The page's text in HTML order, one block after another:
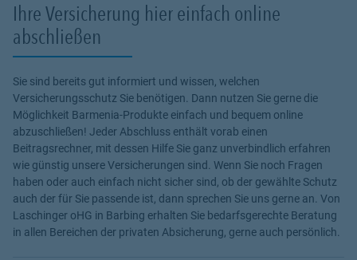
Ihre Versicherung hier einfach online
abschließen
Sie sind bereits gut informiert und wissen, welchen
Versicherungsschutz Sie benötigen. Dann nutzen Sie gerne die
Möglichkeit Barmenia-Produkte einfach und bequem online
abzuschließen! Jeder Abschluss enthält vorab einen
Beitragsrechner, mit dessen Hilfe Sie ganz unverbindlich erfahren
wie günstig unsere Versicherungen sind. Wenn Sie noch Fragen
haben oder auch einfach nicht sicher sind, ob der gewählte Schutz
auch der für Sie passende ist, dann sprechen Sie uns gerne an. Von
Laschinger oHG in Barbing erhalten Sie bedarfsgerechte Beratung
in allen Bereichen der privaten Absicherung, gerne auch persönlich.